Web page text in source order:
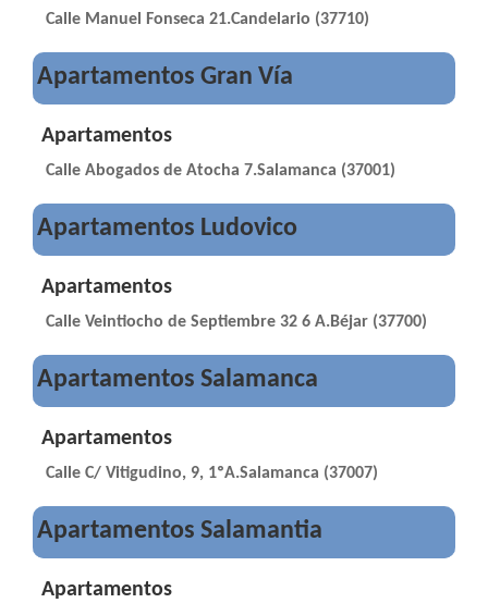
Calle Manuel Fonseca 21.Candelario (37710)
Apartamentos Gran Vía
Apartamentos
Calle Abogados de Atocha 7.Salamanca (37001)
Apartamentos Ludovico
Apartamentos
Calle Veintiocho de Septiembre 32 6 A.Béjar (37700)
Apartamentos Salamanca
Apartamentos
Calle C/ Vitigudino, 9, 1ºA.Salamanca (37007)
Apartamentos Salamantia
Apartamentos